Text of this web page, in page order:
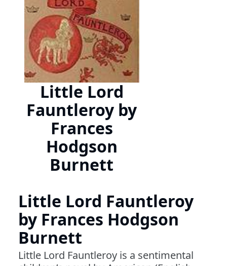
Little Lord
Fauntleroy by
Frances
Hodgson
Burnett
Little Lord Fauntleroy
by Frances Hodgson
Burnett
Little Lord Fauntleroy is a sentimental